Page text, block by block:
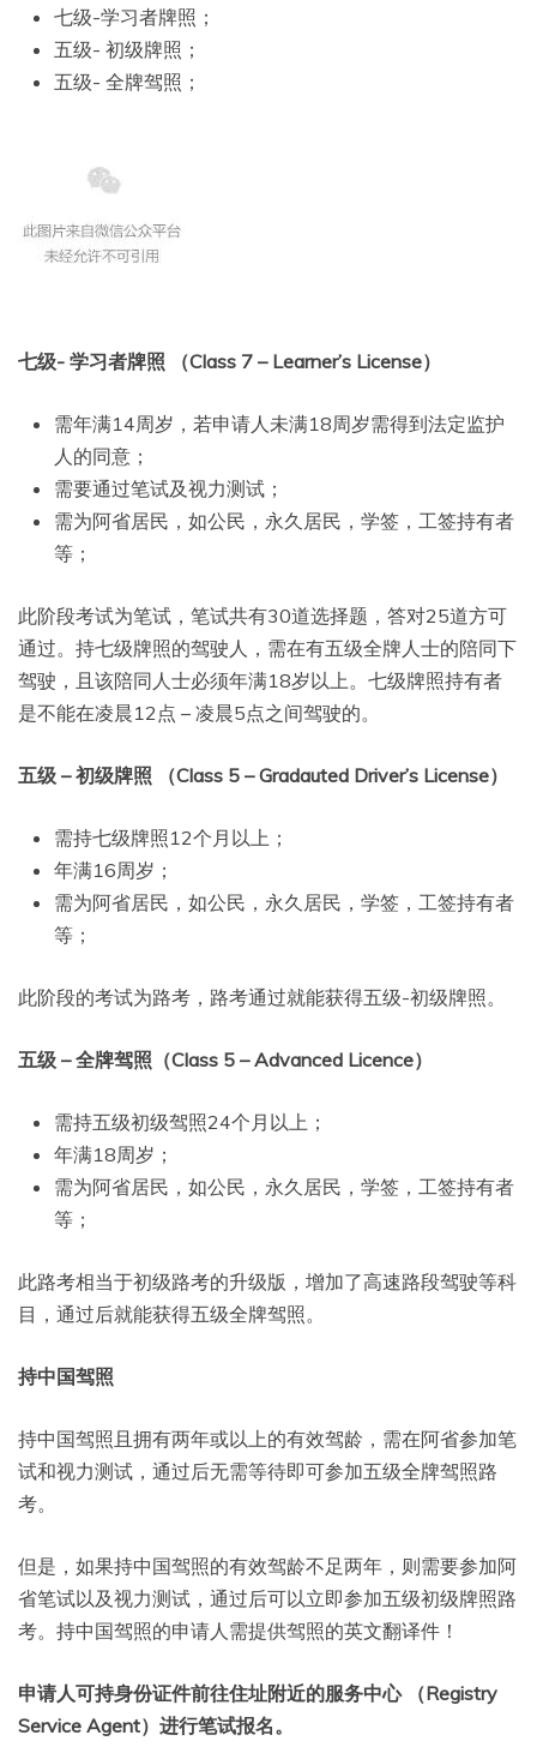
七级-学习者牌照；
五级- 初级牌照；
五级- 全牌驾照；
七级- 学习者牌照 （Class 7 – Learner’s License）
需年满14周岁，若申请人未满18周岁需得到法定监护
人的同意；
需要通过笔试及视力测试；
需为阿省居民，如公民，永久居民，学签，工签持有者
等；
此阶段考试为笔试，笔试共有30道选择题，答对25道方可
通过。持七级牌照的驾驶人，需在有五级全牌人士的陪同下
驾驶，且该陪同人士必须年满18岁以上。七级牌照持有者
是不能在凌晨12点 – 凌晨5点之间驾驶的。
五级 – 初级牌照 （Class 5 – Gradauted Driver’s License）
需持七级牌照12个月以上；
年满16周岁；
需为阿省居民，如公民，永久居民，学签，工签持有者
等；
此阶段的考试为路考，路考通过就能获得五级-初级牌照。
五级 – 全牌驾照（Class 5 – Advanced Licence）
需持五级初级驾照24个月以上；
年满18周岁；
需为阿省居民，如公民，永久居民，学签，工签持有者
等；
此路考相当于初级路考的升级版，增加了高速路段驾驶等科
目，通过后就能获得五级全牌驾照。
持中国驾照
持中国驾照且拥有两年或以上的有效驾龄，需在阿省参加笔
试和视力测试，通过后无需等待即可参加五级全牌驾照路
考。
但是，如果持中国驾照的有效驾龄不足两年，则需要参加阿
省笔试以及视力测试，通过后可以立即参加五级初级牌照路
考。持中国驾照的申请人需提供驾照的英文翻译件！
申请人可持身份证件前往住址附近的服务中心 （Registry
Service Agent）进行笔试报名。